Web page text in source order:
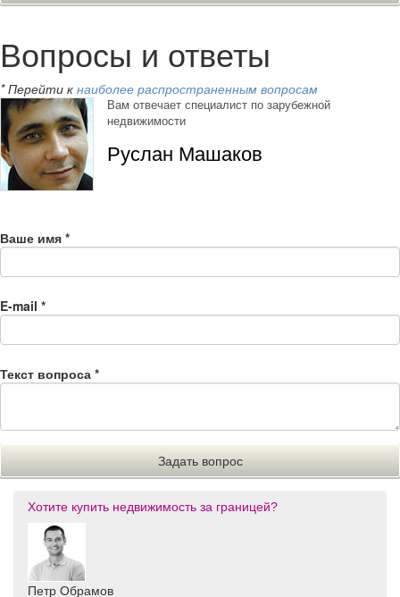
Вопросы и ответы
* Перейти к наиболее распространенным вопросам
Вам отвечает специалист по зарубежной
недвижимости
Руслан Машаков
Ваше имя *
E-mail *
Текст вопроса *
Хотите купить недвижимость за границей?
Петр Обрамов